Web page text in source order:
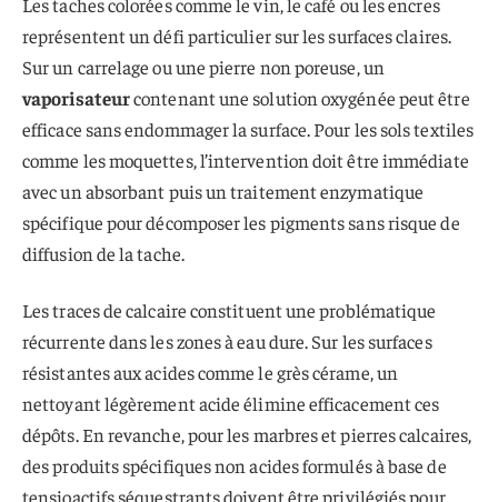
représentent un défi particulier sur les surfaces claires.
Sur un carrelage ou une pierre non poreuse, un
vaporisateurcontenant une solution oxygénée peut être
efficace sans endommager la surface. Pour les sols textiles
comme les moquettes, l’intervention doit être immédiate
avec un absorbant puis un traitement enzymatique
spécifique pour décomposer les pigments sans risque de
diffusion de la tache.
Les traces de calcaire constituent une problématique
récurrente dans les zones à eau dure. Sur les surfaces
résistantes aux acides comme le grès cérame, un
nettoyant légèrement acide élimine efficacement ces
dépôts. En revanche, pour les marbres et pierres calcaires,
des produits spécifiques non acides formulés à base de
tensioactifs séquestrants doivent être privilégiés pour